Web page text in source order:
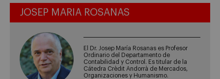
JOSEP MARIA ROSANAS
El Dr. Josep María Rosanas es Profesor
Ordinario del Departamento de
Contabilidad y Control. Es titular de la
Cátedra Crèdit Andorrà de Mercados,
Organizaciones y Humanismo.